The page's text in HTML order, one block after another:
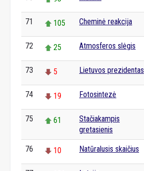
71 105 Cheminė reakcija
72 25 Atmosferos slėgis
73 5 Lietuvos prezidentas
74 19 Fotosintezė
75 61
Stačiakampis
gretasienis
76 10 Natūralusis skaičius